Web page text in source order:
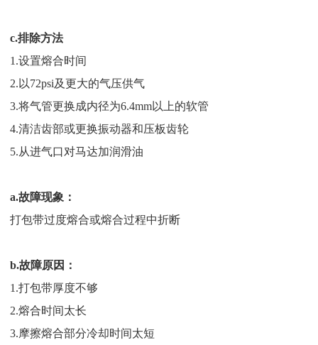
c.排除方法
1.设置熔合时间
2.以72psi及更大的气压供气
3.将气管更换成内径为6.4mm以上的软管
4.清洁齿部或更换振动器和压板齿轮
5.从进气口对马达加润滑油
a.故障现象：
打包带过度熔合或熔合过程中折断
b.故障原因：
1.打包带厚度不够
2.熔合时间太长
3.摩擦熔合部分冷却时间太短